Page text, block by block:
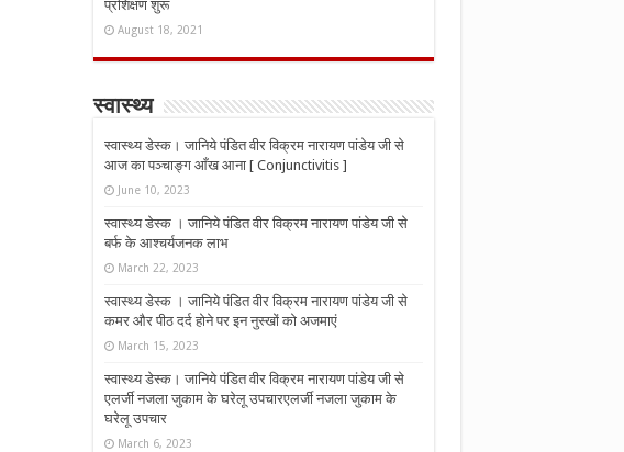
प्रशिक्षण शुरू
August 18, 2021
स्वास्थ्य
स्वास्थ्य डेस्क। जानिये पंडित वीर विक्रम नारायण पांडेय जी से
आज का पञ्चाङ्ग आँख आना [ Conjunctivitis ]
June 10, 2023
स्वास्थ्य डेस्क । जानिये पंडित वीर विक्रम नारायण पांडेय जी से
बर्फ के आश्चर्यजनक लाभ
March 22, 2023
स्वास्थ्य डेस्क । जानिये पंडित वीर विक्रम नारायण पांडेय जी से
कमर और पीठ दर्द होने पर इन नुस्‍खों को अजमाएं
March 15, 2023
स्वास्थ्य डेस्क। जानिये पंडित वीर विक्रम नारायण पांडेय जी से
एलर्जी नजला जुकाम के घरेलू उपचारएलर्जी नजला जुकाम के
घरेलू उपचार
March 6, 2023